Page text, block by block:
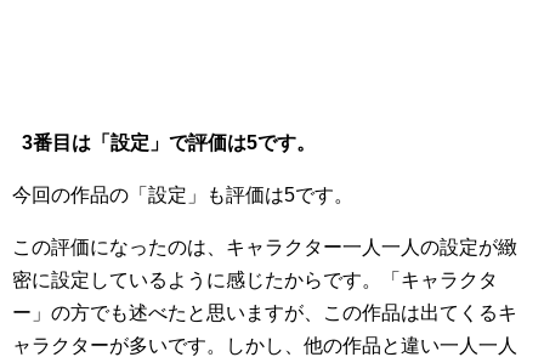
3番目は「設定」で評価は5です。
今回の作品の「設定」も評価は5です。
この評価になったのは、キャラクター一人一人の設定が緻
密に設定しているように感じたからです。「キャラクタ
ー」の方でも述べたと思いますが、この作品は出てくるキ
ャラクターが多いです。しかし、他の作品と違い一人一人